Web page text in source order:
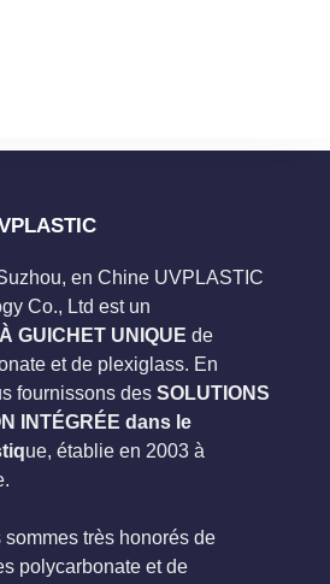
en Chine UVPLASTIC
Co., Ltd est un
GUICHET UNIQUE de
et de plexiglass. En
fournissons des SOLUTIONS
INTÉGRÉE dans le
ue, établie en 2003 à
sommes très honorés de
polycarbonate et de